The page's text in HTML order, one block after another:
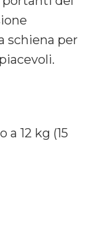
schiena per
12 kg (15